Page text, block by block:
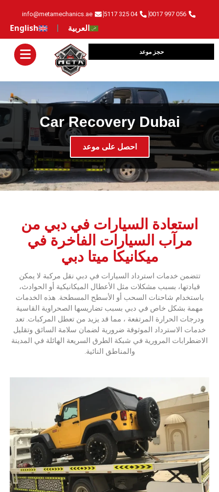
056 997 0017
04 325 5117
info@metamechanics.ae
العربية English
حجز موعد
Car Recovery Dubai
‏احصل على موعد‏
استعادة السيارات في دبي من
مرآب السيارات الفاخرة في
ميكانيكا ميتا دبي
تتضمن خدمات استرداد السيارات في دبي نقل مركبة لا يمكن
قيادتها، بسبب مشكلات مثل الأعطال الميكانيكية أو الحوادث،
باستخدام شاحنات السحب أو الأسطح المسطحة. ‏هذه الخدمات
مهمة بشكل خاص في دبي بسبب تضاريسها الصحراوية القاسية
ودرجات الحرارة المرتفعة ، مما قد يزيد من تعطل المركبات.‏ ‏تعد
خدمات الاسترداد الموثوقة ضرورية لضمان سلامة السائق وتقليل
الاضطرابات المرورية في شبكة الطرق السريعة الهائلة في المدينة
والمناطق النائية.‏